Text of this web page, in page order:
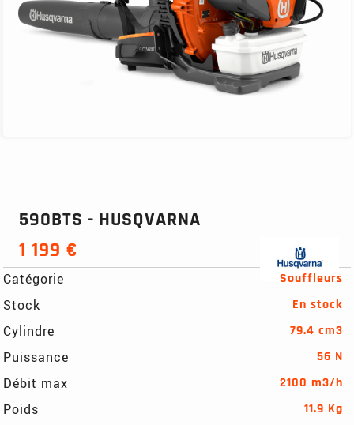
590BTS - HUSQVARNA
1 199 €
Catégorie
Souffleurs
Stock
En stock
Cylindre
79.4 cm3
Puissance
56 N
Débit max
2100 m3/h
Poids
11.9 Kg